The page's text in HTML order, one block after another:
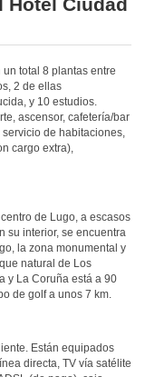
Hotel Ciudad
total 8 plantas entre
2 de ellas
y 10 estudios.
ascensor, cafetería/bar
de habitaciones,
cargo extra),
de Lugo, a escasos
su interior, se encuentra
la zona monumental y
natural de Los
y La Coruña está a 90
de golf a unos 7 km.
Están equipados
directa, TV vía satélite